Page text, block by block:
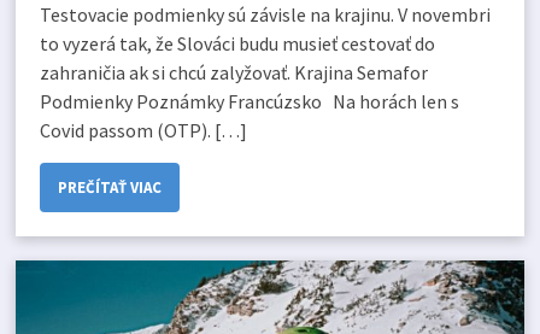
Testovacie podmienky sú závisle na krajinu. V novembri
to vyzerá tak, že Slováci budu musieť cestovať do
zahraničia ak si chcú zalyžovať. Krajina Semafor
Podmienky Poznámky Francúzsko Na horách len s
Covid passom (OTP). […]
PREČÍTAŤ VIAC